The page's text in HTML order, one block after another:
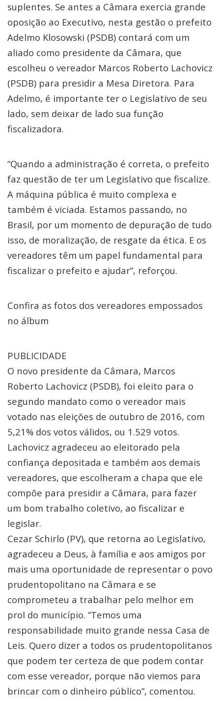
suplentes. Se antes a Câmara exercia grande
oposição ao Executivo, nesta gestão o prefeito
Adelmo Klosowski (PSDB) contará com um
aliado como presidente da Câmara, que
escolheu o vereador Marcos Roberto Lachovicz
(PSDB) para presidir a Mesa Diretora. Para
Adelmo, é importante ter o Legislativo de seu
lado, sem deixar de lado sua função
fiscalizadora.
“Quando a administração é correta, o prefeito
faz questão de ter um Legislativo que fiscalize.
A máquina pública é muito complexa e
também é viciada. Estamos passando, no
Brasil, por um momento de depuração de tudo
isso, de moralização, de resgate da ética. E os
vereadores têm um papel fundamental para
fiscalizar o prefeito e ajudar”, reforçou.
Confira as fotos dos vereadores empossados
no álbum
PUBLICIDADE
O novo presidente da Câmara, Marcos
Roberto Lachovicz (PSDB), foi eleito para o
segundo mandato como o vereador mais
votado nas eleições de outubro de 2016, com
5,21% dos votos válidos, ou 1.529 votos.
Lachovicz agradeceu ao eleitorado pela
confiança depositada e também aos demais
vereadores, que escolheram a chapa que ele
compõe para presidir a Câmara, para fazer
um bom trabalho coletivo, ao fiscalizar e
legislar.
Cezar Schirlo (PV), que retorna ao Legislativo,
agradeceu a Deus, à família e aos amigos por
mais uma oportunidade de representar o povo
prudentopolitano na Câmara e se
comprometeu a trabalhar pelo melhor em
prol do município. “Temos uma
responsabilidade muito grande nessa Casa de
Leis. Quero dizer a todos os prudentopolitanos
que podem ter certeza de que podem contar
com esse vereador, porque não viemos para
brincar com o dinheiro público”, comentou.